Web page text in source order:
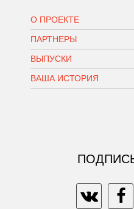
О ПРОЕКТЕ
ПАРТНЕРЫ
ВЫПУСКИ
ВАША ИСТОРИЯ